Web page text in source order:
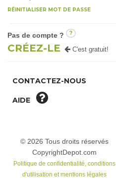
RÉINITIALISER MOT DE PASSE
Pas de compte ? ?
CRÉEZ-LE C'est gratuit!
CONTACTEZ-NOUS
AIDE
© 2026 Tous droits réservés
CopyrightDepot.com
Politique de confidentialité, conditions
d'utilisation et mentions légales